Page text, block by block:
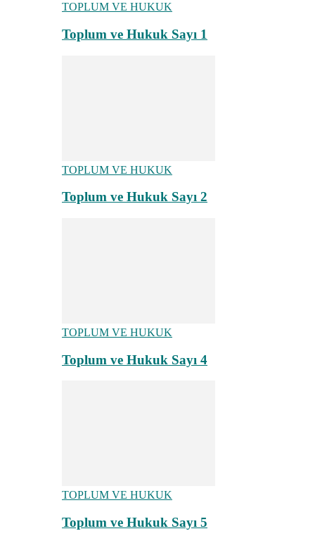
TOPLUM VE HUKUK
Toplum ve Hukuk Sayı 1
TOPLUM VE HUKUK
Toplum ve Hukuk Sayı 2
TOPLUM VE HUKUK
Toplum ve Hukuk Sayı 4
TOPLUM VE HUKUK
Toplum ve Hukuk Sayı 5